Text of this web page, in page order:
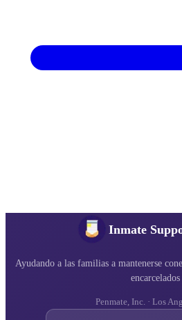
Inmate
Ayudando a las familias a mantenerse
encarcelados
Penmate, Inc. · Los